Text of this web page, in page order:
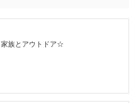
家族とアウトドア☆